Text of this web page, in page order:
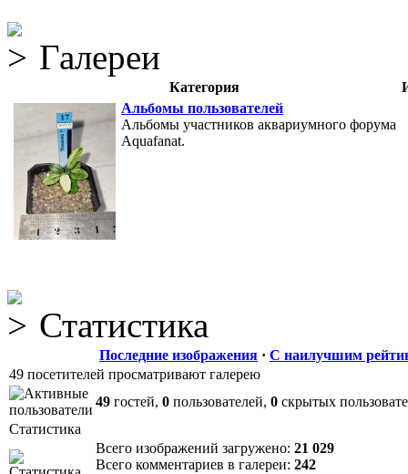
Галереи
Категория
Альбомы пользователей
Альбомы участников аквариумного форума
Aquafanat.
Статистика
Последние изображения · С наилучшим
49 посетителей просматривают галерею
49 гостей, 0 пользователей, 0 скрытых
Статистика
Всего изображений загружено: 21 029
Всего комментариев в галереи: 242